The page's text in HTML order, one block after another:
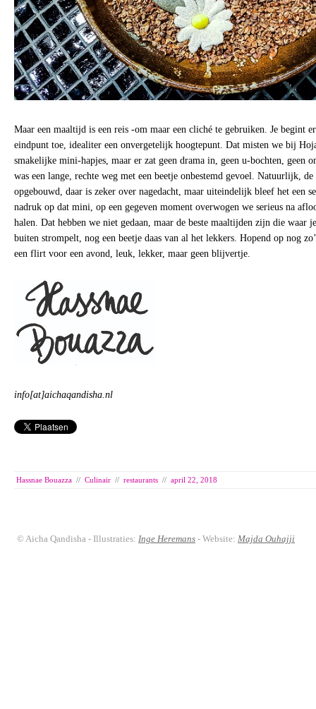
Maar een maaltijd is een reis -om maar een cliché te gebruiken. Je begint
eindpunt toe, idealiter een onvergetelijk hoogtepunt. Dat misten we bij
smakelijke mini-hapjes, maar er zat geen drama in, geen u-bochten, geen
was een lange, rechte weg met een beetje onbestemd gevoel. Natuurlijk, de
opgebouwd, daar is zeker over nagedacht, maar uiteindelijk bleef het een
nadruk op dat mini, op een gegeven moment overwogen we serieus na
halen. Dat hebben we niet gedaan, maar de beste maaltijden zijn die waar
buiten strompelt, nog een beetje daas van al het lekkers. Hopend op nog
een flirt voor een avond, leuk, lekker, maar geen blijvertje.
info[at]aichaqandisha.nl
Hassnae Bouazza // Culinair // restaurants // april 22, 2018
© Aicha Qandisha - Illustraties: Inge Heremans - Website: Majda Ouhajji